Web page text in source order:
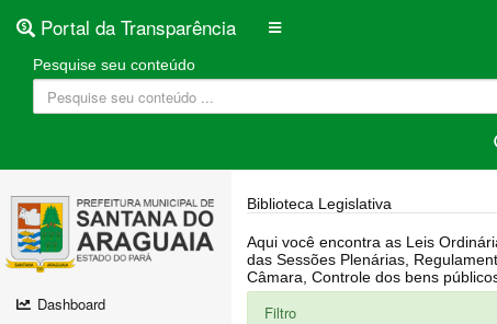
Portal da Transparência
Pesquise seu conteúdo
Dashboard
Biblioteca Legislativa
Aqui você encontra as Leis Ordinárias, Leis Complementares, Portarias, Decretos, Atas, PPA, LDO, LOA, RREO, Resoluções, RGF, Lei
das Sessões Plenárias, Regulamentação da LAI, Atos de Julgamento do Governo, Agenda Externa do presidente, Relatório do Controle Interno, Projetos em tramitação na
Filtro